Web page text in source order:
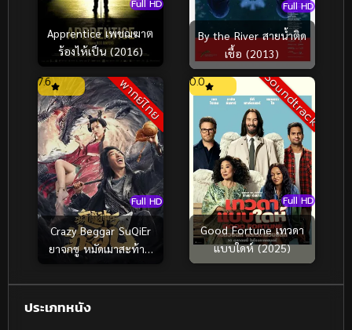
Full HD
Apprentice เพชฌฆาต
ร้องไห้เป็น (2016)
Full HD
By the River สายน้ำติด
เชื้อ (2013)
พากย์ไทย
Full HD
7.6
Crazy Beggar SuQiEr
ยาจกซู หมัดเมาสะท้าน
Soundtrack
Full HD
0.0
Good Fortune เทวดา
แบบใดห์ (2025)
ประเภทหนัง